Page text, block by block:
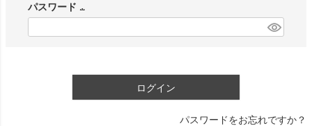
須
)
パスワード
須
ログイン
パスワードをお忘れですか？